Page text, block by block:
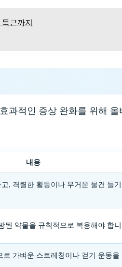
근까지
과적인 증상 완화를 위해
내용
, 격렬한 활동이나 무거운 물건 들
된 약물을 규칙적으로 복용해야 합
가벼운 스트레칭이나 걷기 운동을